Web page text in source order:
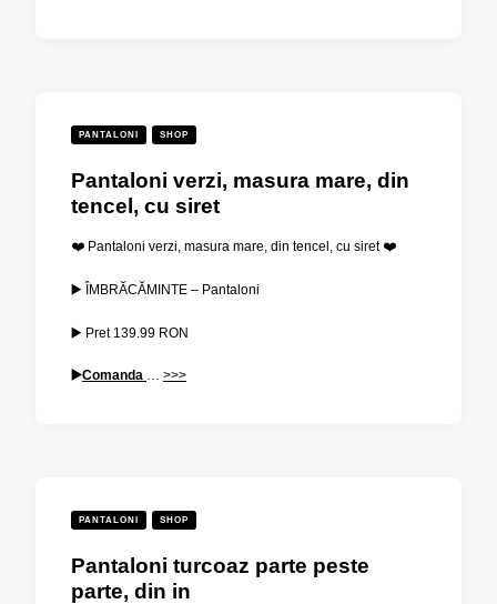
PANTALONI SHOP
Pantaloni verzi, masura mare, din
tencel, cu siret
❤️ Pantaloni verzi, masura mare, din tencel, cu siret ❤️
▶️ ÎMBRĂCĂMINTE – Pantaloni
▶️ Pret 139.99 RON
▶️Comanda … >>>
PANTALONI SHOP
Pantaloni turcoaz parte peste
parte, din in